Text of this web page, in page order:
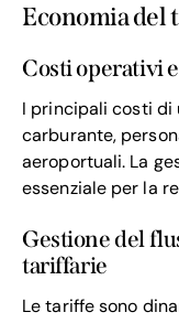
Economia del
Costi operativi
I principali costi di
carburante,
aeroportuali. La
essenziale per la
Gestione del
tariffarie
Le tariffe sono